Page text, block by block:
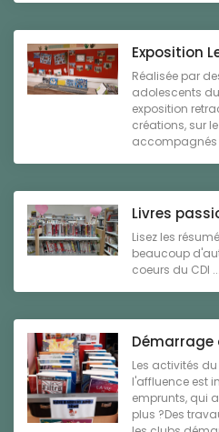
Exposition
Réalisée par
adolescents
exposition
créations, sur
accompagnés
Livres
Lisez les
beaucoup
coeurs du CDI ...
Démarrage
Les activités
l'affluence est
emprunts, qui
plus ?Des